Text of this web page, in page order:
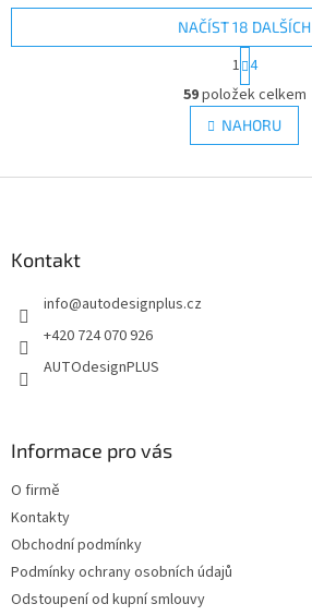
O
v
l
á
NAČÍST 18 DALŠÍCH
S
t
r
á
n
k
v
1 4
59položek celkem
NAHORU
Kontakt
info@autodesignplus.cz
+420 724 070 926
AUTOdesignPLUS
Informace pro vás
O firmě
Kontakty
Obchodní podmínky
Podmínky ochrany osobních údajů
Odstoupení od kupní smlouvy